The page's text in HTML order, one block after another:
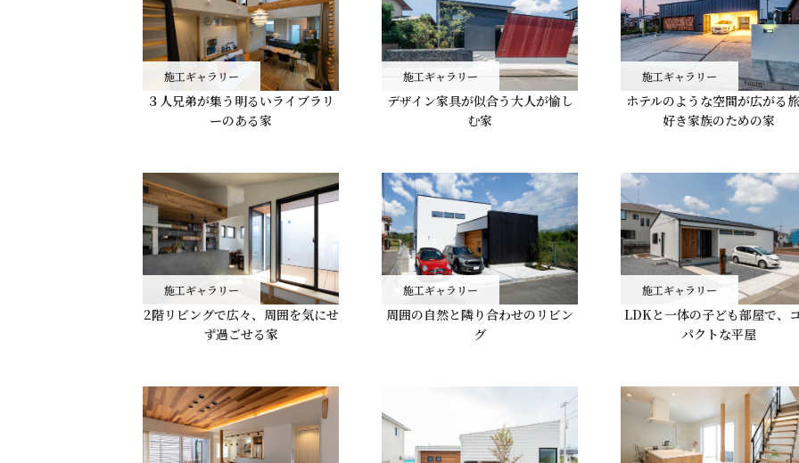
施工ギャラリー
３人兄弟が集う明るいライブラリ
ーのある家
施工ギャラリー
デザイン家具が似合う大人が愉し
む家
施工ギャラリー
ホテルのような空間が広がる
好き家族のための家
施工ギャラリー
2階リビングで広々、周囲を気にせ
ず過ごせる家
施工ギャラリー
周囲の自然と隣り合わせのリビン
グ
施工ギャラリー
LDKと一体の子ども部屋で、
パクトな平屋